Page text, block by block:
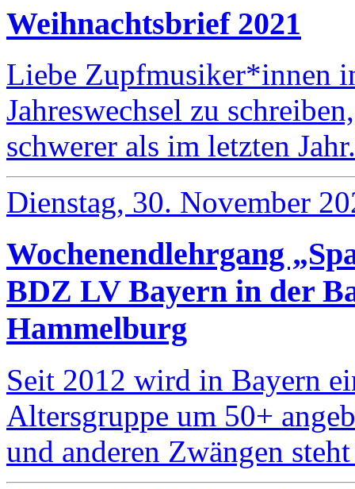
Weihnachtsbrief 2021
Liebe Zupfmusiker*innen
Jahreswechsel zu
schwerer als im letzten
Dienstag, 30. November
Wochenendlehrgang
BDZ LV Bayern in der
Hammelburg
Seit 2012 wird in Bayern
Altersgruppe um 50+
und anderen Zwängen